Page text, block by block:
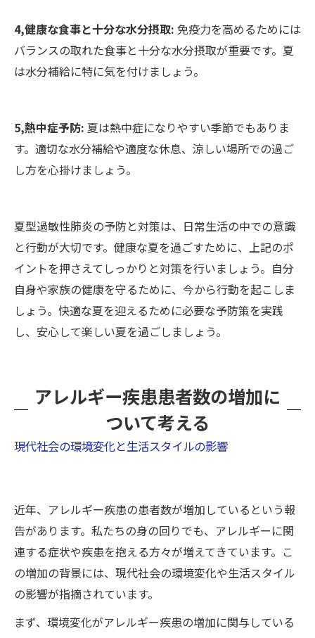
4,健康な食事と十分な水分摂取: 免疫力を高めるためには
バランスの取れた食事と十分な水分摂取が重要です。夏
は水分補給に特に気を付けましょう。
5,熱中症予防: 夏は熱中症になりやすい季節でもありま
す。適切な水分補給や適度な休息、涼しい場所での過ご
し方を心掛けましょう。
夏型過敏性肺炎の予防と対策は、日常生活の中での意識
と行動が大切です。健康な夏を過ごすために、上記のポ
イントを押さえてしっかりと対策を行いましょう。自分
自身や家族の健康を守るために、今から行動を起こしま
しょう。快適な夏を迎えるために必要な予防策を実践
し、安心して楽しい夏を過ごしましょう。
アレルギー疾患患者数の増加に
ついて考える
現代社会の環境変化と生活スタイルの影響
近年、アレルギー疾患の患者数が増加しているという報
告があります。私たちの身の回りでも、アレルギーに関
連する症状や疾患を抱える方々が増えてきています。こ
の増加の背景には、現代社会の環境変化や生活スタイル
の影響が指摘されています。
まず、環境変化がアレルギー疾患の増加に関与している